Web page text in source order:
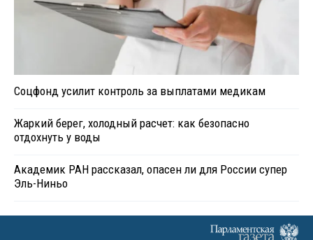
Соцфонд усилит контроль за выплатами медикам
Жаркий берег, холодный расчет: как безопасно
отдохнуть у воды
Академик РАН рассказал, опасен ли для России супер
Эль-Ниньо